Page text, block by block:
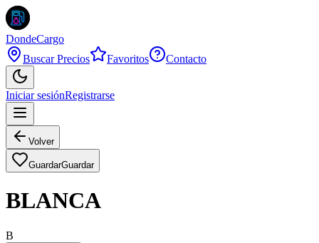
DondeCargo
Buscar Precios
Favoritos Contacto
Iniciar sesiónRegistrarse
Volver
GuardarGuardar
BLANCA
B